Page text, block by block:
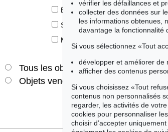
Éditions princeps
Style de vie
Merveilles de la nature
Tous les objets
Offres
Objets vendus
vérifier les défaillances et
collecter des données sur
les informations obtenues,
davantage la fonctionnalité
Si vous sélectionnez «Tout
développer et améliorer de
afficher des contenus
Si vous choisissez «Tout
contenus non personnalisés
regarder, les activités de
cookies pour personnaliser
choisir d’accepter